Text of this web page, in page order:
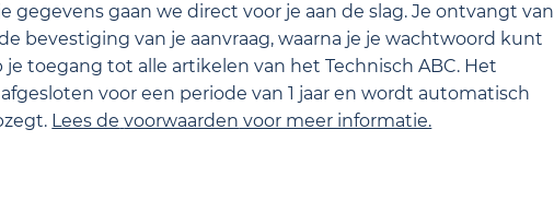
gegevens gaan we direct voor je aan de slag. Je ontvangt van
bevestiging van je aanvraag, waarna je je wachtwoord kunt
je toegang tot alle artikelen van het Technisch ABC. Het
voor een periode van 1 jaar en wordt automatisch
Lees de voorwaarden voor meer informatie.